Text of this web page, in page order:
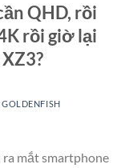
QHD, rồi
rồi giờ lại
GOLDENFISH
ra mắt smartphone